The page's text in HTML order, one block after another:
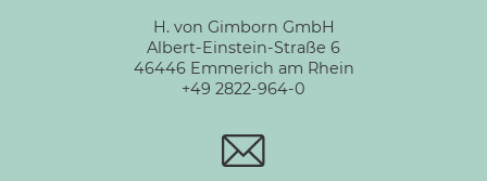
H. von Gimborn GmbH
Albert-Einstein-Straße 6
46446 Emmerich am Rhein
+49 2822-964-0